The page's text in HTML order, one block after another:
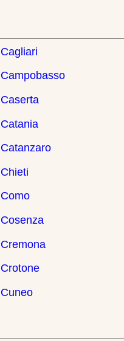
Cagliari
Campobasso
Caserta
Catania
Catanzaro
Chieti
Como
Cosenza
Cremona
Crotone
Cuneo